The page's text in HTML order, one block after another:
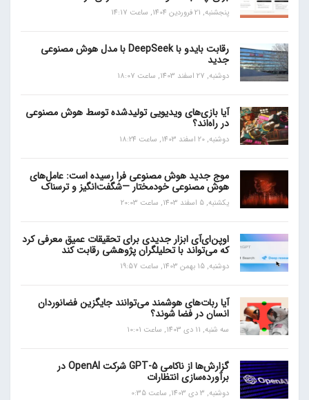
پنجشنبه, 21 فروردین 1404, ساعت 14:17
رقابت بایدو با DeepSeek با مدل هوش مصنوعی
جدید
دوشنبه, 27 اسفند 1403, ساعت 18:07
آیا بازی‌های ویدیویی تولیدشده توسط هوش مصنوعی
در راه‌اند؟
دوشنبه, 20 اسفند 1403, ساعت 18:24
موج جدید هوش مصنوعی فرا رسیده است: عامل‌های
هوش مصنوعی خودمختار —شگفت‌انگیز و ترسناک
یکشنبه, 5 اسفند 1403, ساعت 20:03
اوپن‌ای‌آی ابزار جدیدی برای تحقیقات عمیق معرفی کرد
که می‌تواند با تحلیلگران پژوهشی رقابت کند
دوشنبه, 15 بهمن 1403, ساعت 19:57
آیا ربات‌های هوشمند می‌توانند جایگزین فضانوردان
انسان در فضا شوند؟
سه شنبه, 11 دی 1403, ساعت 10:01
گزارش‌ها از ناکامی GPT-5 شرکت OpenAI در
برآورده‌سازی انتظارات
دوشنبه, 3 دی 1403, ساعت 0:35